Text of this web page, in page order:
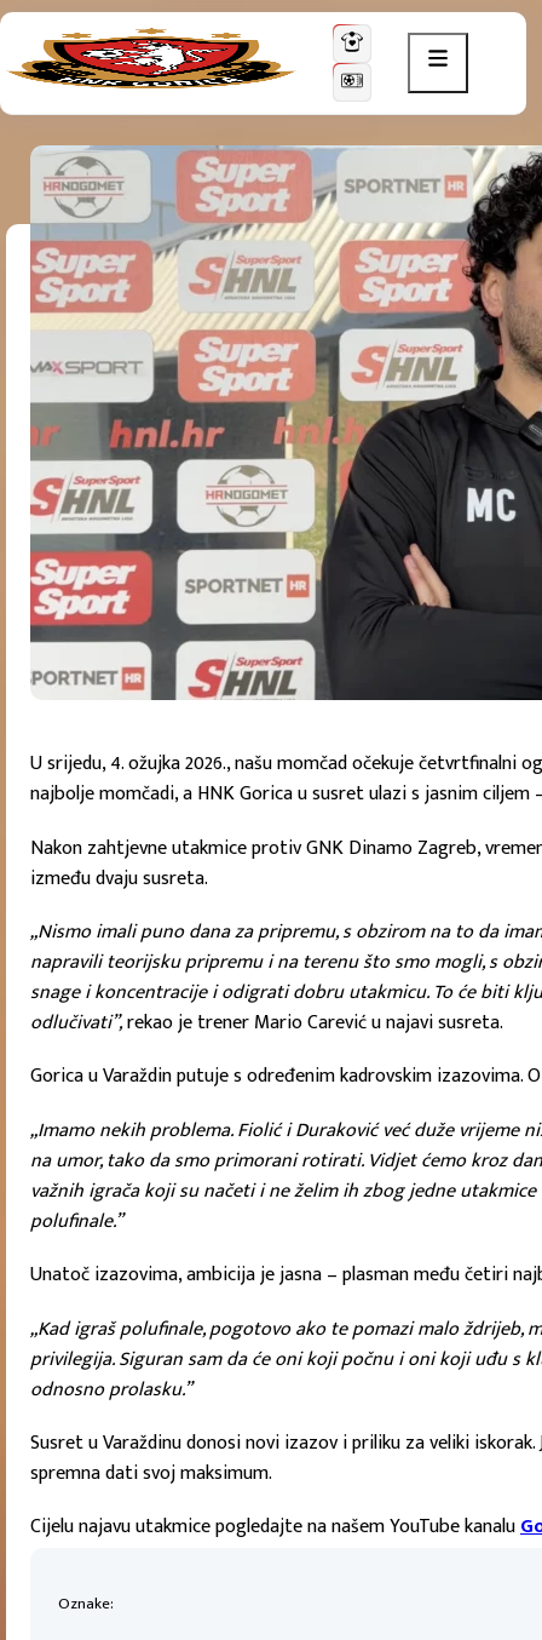
U srijedu, 4. ožujka 2026., našu momčad očekuje četvrtfinalni
najbolje momčadi, a HNK Gorica u susret ulazi s jasnim
Nakon zahtjevne utakmice protiv GNK Dinamo Zagreb,
između dvaju susreta.
„Nismo imali puno dana za pripremu, s obzirom na to da
napravili teorijsku pripremu i na terenu što smo mogli, s
snage i koncentracije i odigrati dobru utakmicu. To će biti
odlučivati”,rekao je trener Mario Carević u najavi susreta.
Gorica u Varaždin putuje s određenim kadrovskim
„Imamo nekih problema. Fiolić i Duraković već duže vrijeme
na umor, tako da smo primorani rotirati. Vidjet ćemo kroz
važnih igrača koji su načeti i ne želim ih zbog jedne
polufinale.”
Unatoč izazovima, ambicija je jasna – plasman među četiri
„Kad igraš polufinale, pogotovo ako te pomazi malo ždrijeb,
privilegija. Siguran sam da će oni koji počnu i oni koji uđu s
odnosno prolasku.”
Susret u Varaždinu donosi novi izazov i priliku za veliki
spremna dati svoj maksimum.
Cijelu najavu utakmice pogledajte na našem YouTube kanalu
Oznake: